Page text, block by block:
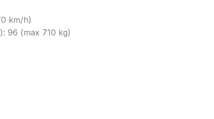
km/h)
96 (max 710 kg)